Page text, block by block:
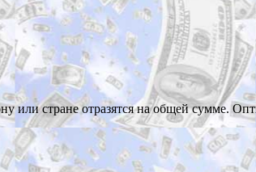
или стране отразятся на общей сумме.